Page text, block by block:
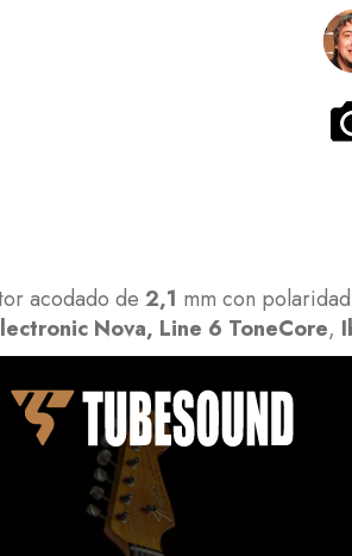
acodado de 2,1 mm con
Nova, Line 6 ToneCore,